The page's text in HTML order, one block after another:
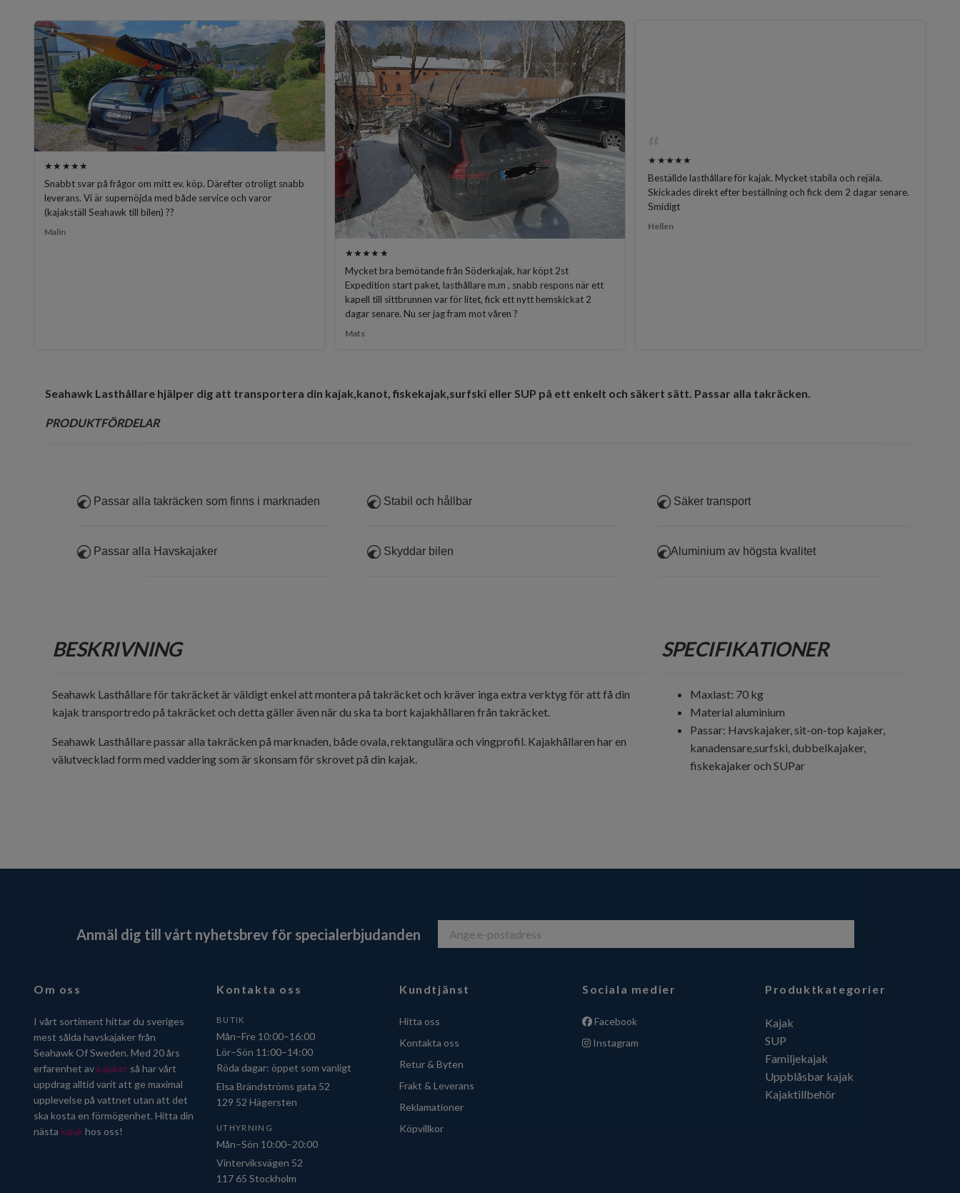
★★★★★
Snabbt svar på frågor om mitt ev. köp. Därefter otroligt snabb
leverans. Vi är supernöjda med både service och varor
(kajakställ Seahawk till bilen) ??
Malin
★★★★★
Mycket bra bemötande från Söderkajak, har köpt 2st
Expedition start paket, lasthållare m.m , snabb respons när ett
kapell till sittbrunnen var för litet, fick ett nytt hemskickat 2
dagar senare. Nu ser jag fram mot våren ?
Mats
★★★★★
Beställde lasthållare för kajak. Mycket stabila och rejäla.
Skickades direkt efter beställning och fick dem 2 dagar senare.
Smidigt
Hellen
Seahawk Lasthållare hjälper dig att transportera din kajak,kanot, fiskekajak,surfski eller SUP på ett enkelt och säkert sätt. Passar alla takräcken.
PRODUKTFÖRDELAR
Passar alla takräcken som finns i marknaden
Passar alla Havskajaker
Stabil och hållbar
Skyddar bilen
Säker transport
Aluminium av högsta kvalitet
BESKRIVNING
Seahawk Lasthållare för takräcket är väldigt enkel att montera på takräcket och kräver inga extra verktyg för att få din
kajak transportredo på takräcket och detta gäller även när du ska ta bort kajakhållaren från takräcket.
Seahawk Lasthållare passar alla takräcken på marknaden, både ovala, rektangulära och vingprofil. Kajakhållaren har en
välutvecklad form med vaddering som är skonsam för skrovet på din kajak.
SPECIFIKATIONER
Maxlast: 70 kg
Material aluminium
Passar: Havskajaker, sit-on-top kajaker,
kanadensare,surfski, dubbelkajaker,
fiskekajaker och SUPar
Anmäl dig till vårt nyhetsbrev för specialerbjudanden
Om oss
I vårt sortiment hittar du sveriges
mest sålda havskajaker från
Seahawk Of Sweden. Med 20 års
erfarenhet av kajaker så har vårt
uppdrag alltid varit att ge maximal
upplevelse på vattnet utan att det
ska kosta en förmögenhet. Hitta din
nästa kajak hos oss!
Kontakta oss
BUTIK
Mån–Fre 10:00–16:00
Lör–Sön 11:00–14:00
Röda dagar: öppet som vanligt
Elsa Brändströms gata 52
129 52 Hägersten
UTHYRNING
Mån–Sön 10:00–20:00
Vinterviksvägen 52
117 65 Stockholm
Kundtjänst
Hitta oss
Kontakta oss
Retur & Byten
Frakt & Leverans
Reklamationer
Köpvillkor
Sociala medier
Facebook
Instagram
Produktkategorier
Kajak
SUP
Familjekajak
Uppblåsbar kajak
Kajaktillbehör